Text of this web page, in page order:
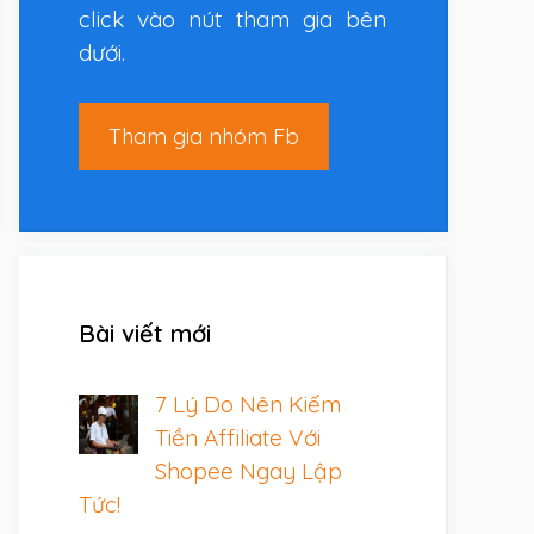
click vào nút tham gia bên
dưới.
Tham gia nhóm Fb
Bài viết mới
7 Lý Do Nên Kiếm
Tiền Affiliate Với
Shopee Ngay Lập
Tức!